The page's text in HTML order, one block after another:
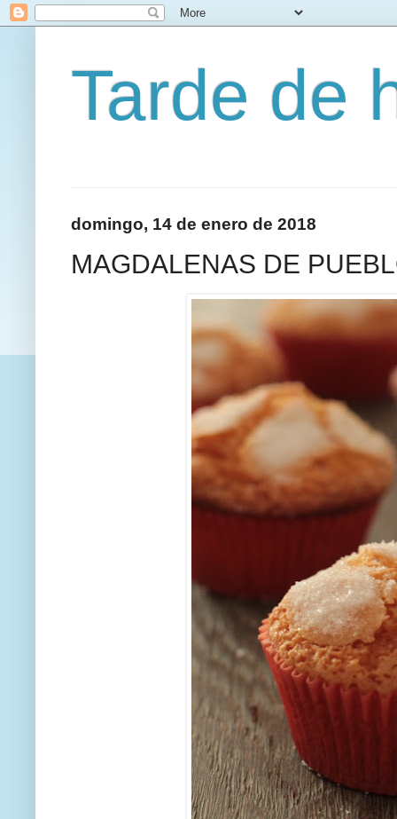
Tarde de
domingo, 14 de enero de 2018
MAGDALENAS DE